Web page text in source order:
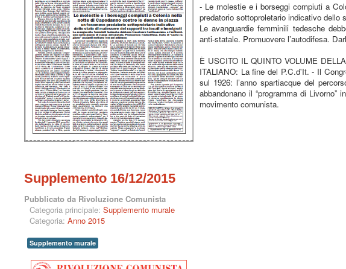
- Le molestie e i borseggi compiuti a
predatorio sottoproletario indicativo dello
Le avanguardie femminili tedesche
anti-statale. Promuovere l’autodifesa.
È USCITO IL QUINTO VOLUME
ITALIANO: La fine del P.C.d'It. - Il
sul 1926: l’anno spartiacque del
abbandonano il “programma di
movimento comunista.
Supplemento 16/12/2015
Pubblicato da Rivoluzione Comunista
Categoria principale: Supplemento murale
Categoria: Anno 2015
Supplemento murale